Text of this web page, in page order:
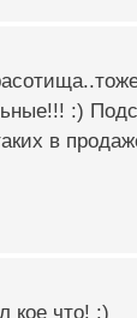
:)
в
кое что! :)